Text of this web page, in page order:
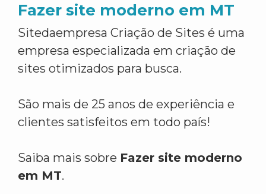
Fazer site moderno em MT
Sitedaempresa Criação de Sites é uma
empresa especializada em criação de
sites otimizados para busca.
São mais de 25 anos de experiência e
clientes satisfeitos em todo país!
Saiba mais sobre Fazer site moderno
em MT.